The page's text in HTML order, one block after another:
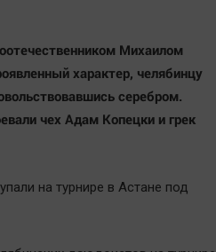
Михаилом
характер, челябинцу
серебром.
чех Адам Копецки и грек
на турнире в Астане под